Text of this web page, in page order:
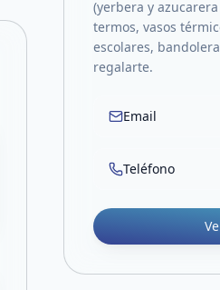
(yerbera y
termos, vasos
escolares,
regalarte.
Email
Teléfono